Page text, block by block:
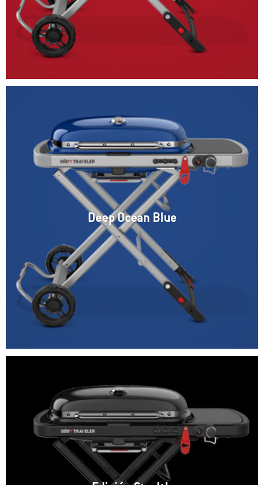
Deep Ocean Blue